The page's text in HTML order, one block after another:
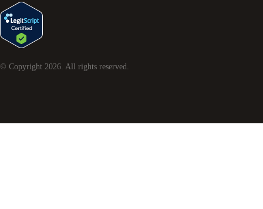
© Copyright 2026 . All rights reserved.